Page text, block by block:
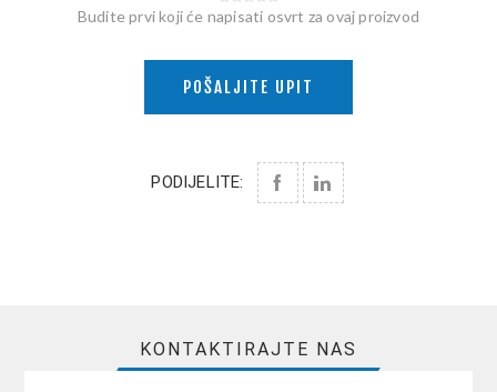
Budite prvi koji će napisati osvrt za ovaj proizvod
POŠALJITE UPIT
PODIJELITE:
KONTAKTIRAJTE NAS